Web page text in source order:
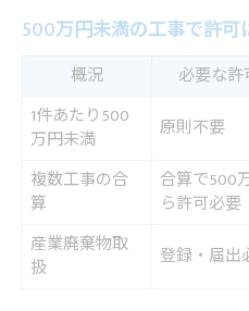
500万円未満の工事で許可
概況 必要な
1件あたり500
万円未満
原則不要
複数工事の合
算
合算で500
ら許可必要
産業廃棄物取
扱
登録・届出